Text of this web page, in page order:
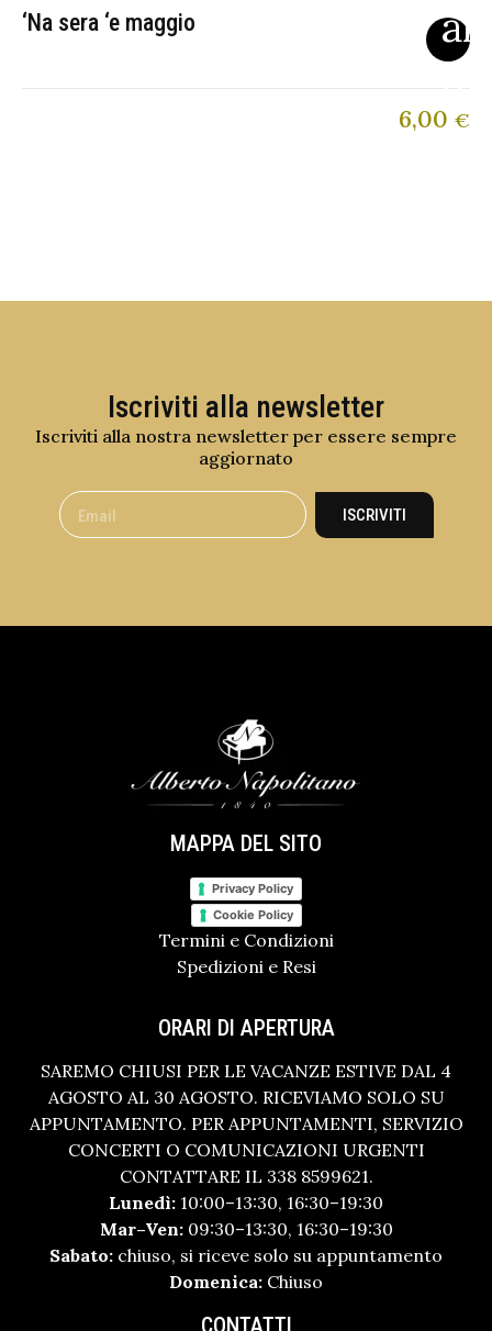
‘Na sera ‘e maggio
6,00 €
Iscriviti alla newsletter
Iscriviti alla nostra newsletter per essere sempre
aggiornato
ISCRIVITI
MAPPA DEL SITO
Privacy Policy
Cookie Policy
Termini e Condizioni
Spedizioni e Resi
ORARI DI APERTURA
SAREMO CHIUSI PER LE VACANZE ESTIVE DAL 4
AGOSTO AL 30 AGOSTO. RICEVIAMO SOLO SU
APPUNTAMENTO. PER APPUNTAMENTI, SERVIZIO
CONCERTI O COMUNICAZIONI URGENTI
CONTATTARE IL 338 8599621.
Lunedì: 10:00–13:30, 16:30–19:30
Mar–Ven:09:30–13:30, 16:30–19:30
Sabato: chiuso, si riceve solo su appuntamento
Domenica: Chiuso